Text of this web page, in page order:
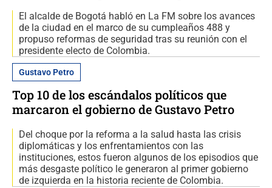
El alcalde de Bogotá habló en La FM sobre los avances
de la ciudad en el marco de su cumpleaños 488 y
propuso reformas de seguridad tras su reunión con el
presidente electo de Colombia.
Gustavo Petro
Top 10 de los escándalos políticos que
marcaron el gobierno de Gustavo Petro
Del choque por la reforma a la salud hasta las crisis
diplomáticas y los enfrentamientos con las
instituciones, estos fueron algunos de los episodios que
más desgaste político le generaron al primer gobierno
de izquierda en la historia reciente de Colombia.